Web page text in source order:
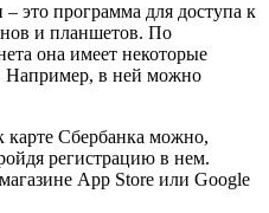
это программа для доступа к
и планшетов. По
она имеет некоторые
Например, в ней можно
Сбербанка можно,
регистрацию в нем.
App Store или Google